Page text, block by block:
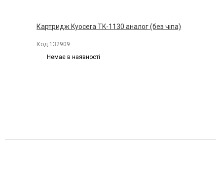
Код:132909
Немає в наявності
Картридж Kyocera TK-1130 аналог (без чіпа)